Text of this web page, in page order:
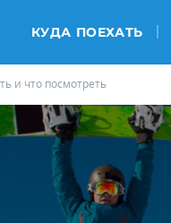
КУДА ПОЕХАТЬ
и что посмотреть